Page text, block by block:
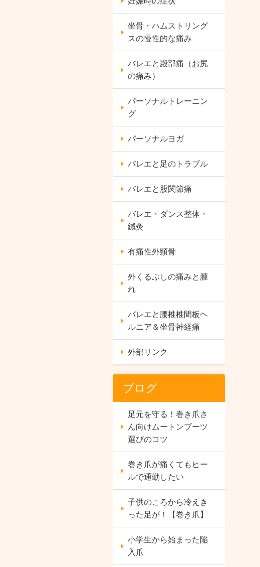
坐骨・ハムストリング
スの慢性的な痛み
バレエと殿部痛（お尻
の痛み）
パーソナルトレーニン
グ
パーソナルヨガ
バレエと足のトラブル
バレエと股関節痛
バレエ・ダンス整体・
鍼灸
有痛性外頸骨
外くるぶしの痛みと腫
れ
バレエと腰椎椎間板ヘ
ルニア＆坐骨神経痛
外部リンク
ブログ
足元を守る！巻き爪さ
ん向けムートンブーツ
選びのコツ
巻き爪が痛くてもヒー
ルで通勤したい
子供のころから冷えき
った足が！【巻き爪】
小学生から始まった陥
入爪